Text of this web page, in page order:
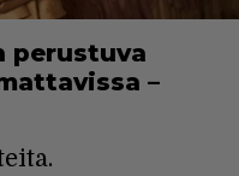
perustuva
–